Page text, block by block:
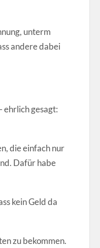
unterm
andere dabei
ehrlich gesagt:
die einfach nur
Dafür habe
kein Geld da
zu bekommen.